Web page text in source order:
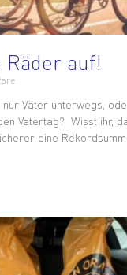
auf!
Väter unterwegs,
Vatertag? Wisst ihr,
eine